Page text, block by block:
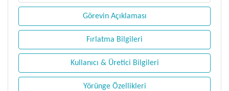
Görevin Açıklaması
Fırlatma Bilgileri
Kullanıcı & Üretici Bilgileri
Yörünge Özellikleri